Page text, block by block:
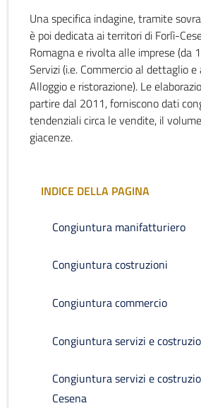
Una specifica indagine, tramite
è poi dedicata ai territori di Forlì-
Romagna e rivolta alle imprese (da
Servizi (i.e. Commercio al dettaglio e
Alloggio e ristorazione). Le
partire dal 2011, forniscono dati
tendenziali circa le vendite, il
giacenze.
INDICE DELLA PAGINA
Congiuntura manifatturiero
Congiuntura costruzioni
Congiuntura commercio
Congiuntura servizi e
Congiuntura servizi e
Cesena